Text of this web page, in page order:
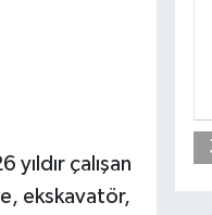
çalışan
ekskavatör,